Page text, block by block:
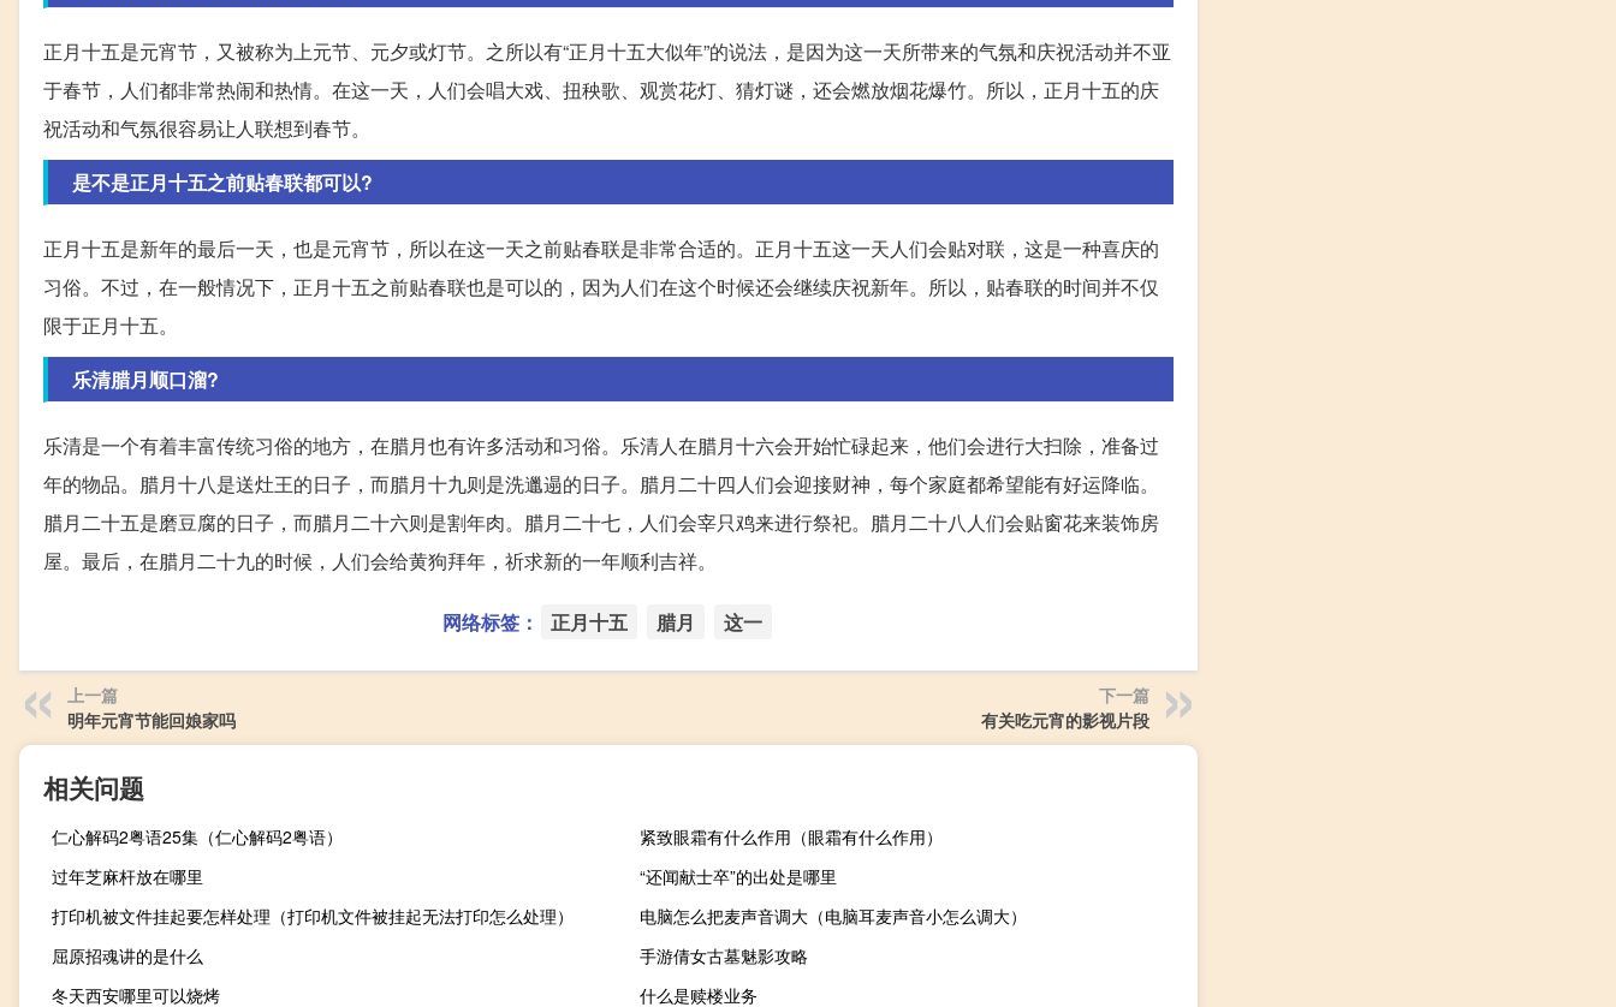
正月十五是元宵节，又被称为上元节、元夕或灯节。之所以有“正月十五大似年”的说法，是因为这一天所带来的气氛和庆祝活动并不亚
于春节，人们都非常热闹和热情。在这一天，人们会唱大戏、扭秧歌、观赏花灯、猜灯谜，还会燃放烟花爆竹。所以，正月十五的庆
祝活动和气氛很容易让人联想到春节。
是不是正月十五之前贴春联都可以?
正月十五是新年的最后一天，也是元宵节，所以在这一天之前贴春联是非常合适的。正月十五这一天人们会贴对联，这是一种喜庆的
习俗。不过，在一般情况下，正月十五之前贴春联也是可以的，因为人们在这个时候还会继续庆祝新年。所以，贴春联的时间并不仅
限于正月十五。
乐清腊月顺口溜?
乐清是一个有着丰富传统习俗的地方，在腊月也有许多活动和习俗。乐清人在腊月十六会开始忙碌起来，他们会进行大扫除，准备过
年的物品。腊月十八是送灶王的日子，而腊月十九则是洗邋遢的日子。腊月二十四人们会迎接财神，每个家庭都希望能有好运降临。
腊月二十五是磨豆腐的日子，而腊月二十六则是割年肉。腊月二十七，人们会宰只鸡来进行祭祀。腊月二十八人们会贴窗花来装饰房
屋。最后，在腊月二十九的时候，人们会给黄狗拜年，祈求新的一年顺利吉祥。
网络标签： 正月十五 腊月 这一
上一篇
明年元宵节能回娘家吗
下一篇
有关吃元宵的影视片段
相关问题
仁心解码2粤语25集（仁心解码2粤语）
紧致眼霜有什么作用（眼霜有什么作用）
过年芝麻杆放在哪里
“还闻献士卒”的出处是哪里
打印机被文件挂起要怎样处理（打印机文件被挂起无法打印怎么处理）
电脑怎么把麦声音调大（电脑耳麦声音小怎么调大）
屈原招魂讲的是什么
手游倩女古墓魅影攻略
冬天西安哪里可以烧烤
什么是赎楼业务